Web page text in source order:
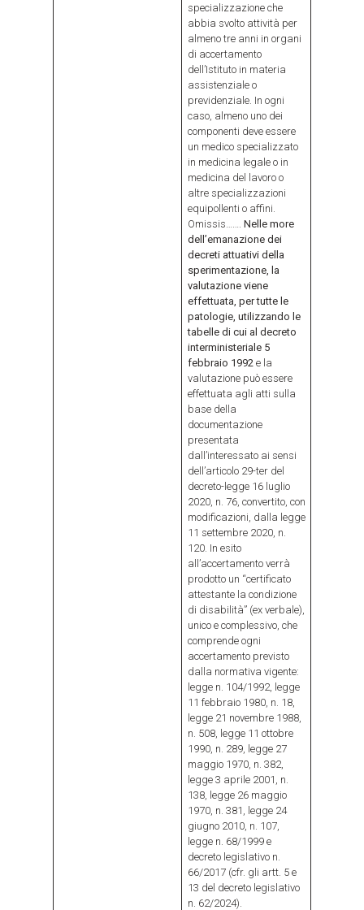
specializzazione che
abbia svolto attività per
almeno tre anni in organi
di accertamento
dell’Istituto in materia
assistenziale o
previdenziale. In ogni
caso, almeno uno dei
componenti deve essere
un medico specializzato
in medicina legale o in
medicina del lavoro o
altre specializzazioni
equipollenti o affini.
Omissis……. Nelle more
dell’emanazione dei
decreti attuativi della
sperimentazione, la
valutazione viene
effettuata, per tutte le
patologie, utilizzando le
tabelle di cui al decreto
interministeriale 5
febbraio 1992 e la
valutazione può essere
effettuata agli atti sulla
base della
documentazione
presentata
dall’interessato ai sensi
dell’articolo 29-ter del
decreto-legge 16 luglio
2020, n. 76, convertito, con
modificazioni, dalla legge
11 settembre 2020, n.
120. In esito
all’accertamento verrà
prodotto un “certificato
attestante la condizione
di disabilità” (ex verbale),
unico e complessivo, che
comprende ogni
accertamento previsto
dalla normativa vigente:
legge n. 104/1992, legge
11 febbraio 1980, n. 18,
legge 21 novembre 1988,
n. 508, legge 11 ottobre
1990, n. 289, legge 27
maggio 1970, n. 382,
legge 3 aprile 2001, n.
138, legge 26 maggio
1970, n. 381, legge 24
giugno 2010, n. 107,
legge n. 68/1999 e
decreto legislativo n.
66/2017 (cfr. gli artt. 5 e
13 del decreto legislativo
n. 62/2024).